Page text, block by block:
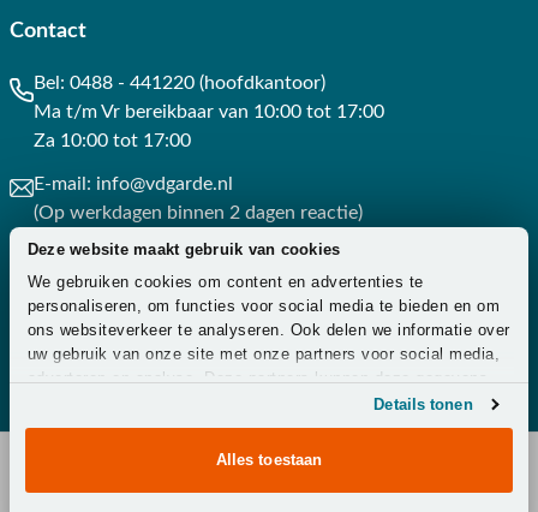
Deze website maakt gebruik van cookies
We gebruiken cookies om content en advertenties te
personaliseren, om functies voor social media te bieden en om
ons websiteverkeer te analyseren. Ook delen we informatie over
uw gebruik van onze site met onze partners voor social media,
adverteren en analyse. Deze partners kunnen deze gegevens
combineren met andere informatie die u aan ze heeft verstrekt
of die ze hebben verzameld op basis van uw gebruik van hun
Details tonen
Alles toestaan
Contact
Bel: 0488 - 441220 (hoofdkantoor)
Ma t/m Vr bereikbaar van 10:00 tot 17:00
Za 10:00 tot 17:00
E-mail: info@vdgarde.nl
(Op werkdagen binnen 2 dagen reactie)
Whatsapp: 0488441220
(Op werkdagen binnen 3 uur reactie)
Contact